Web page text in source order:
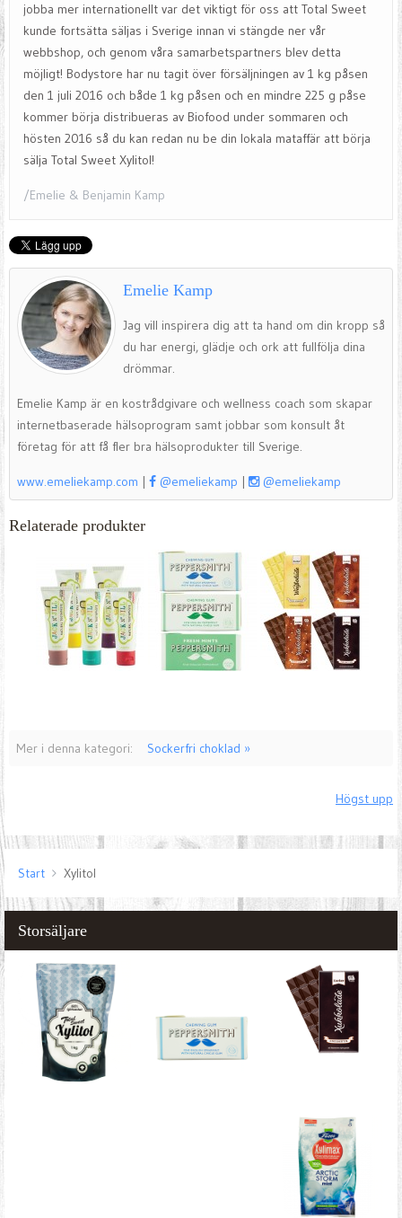
jobba mer internationellt var det viktigt för oss att Total Sweet
kunde fortsätta säljas i Sverige innan vi stängde ner vår
webbshop, och genom våra samarbetspartners blev detta
möjligt! Bodystore har nu tagit över försäljningen av 1 kg påsen
den 1 juli 2016 och både 1 kg påsen och en mindre 225 g påse
kommer börja distribueras av Biofood under sommaren och
hösten 2016 så du kan redan nu be din lokala mataffär att börja
sälja Total Sweet Xylitol!
/Emelie & Benjamin Kamp
Emelie Kamp
Jag vill inspirera dig att ta hand om din kropp så
du har energi, glädje och ork att fullfölja dina
drömmar.
Emelie Kamp är en kostrådgivare och wellness coach som skapar
internetbaserade hälsoprogram samt jobbar som konsult åt
företag för att få fler bra hälsoprodukter till Sverige.
www.emeliekamp.com | @emeliekamp | @emeliekamp
Relaterade produkter
Mer i denna kategori: Sockerfri choklad »
Högst upp
Start Xylitol
Storsäljare